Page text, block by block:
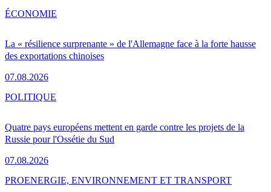
La « résilience surprenante » de l'Allemagne face à la forte hausse
des exportations chinoises
07.08.2026
ÉCONOMIE
Quatre pays européens mettent en garde contre les projets de la
Russie pour l'Ossétie du Sud
07.08.2026
POLITIQUE
PROENERGIE, ENVIRONNEMENT ET TRANSPORT